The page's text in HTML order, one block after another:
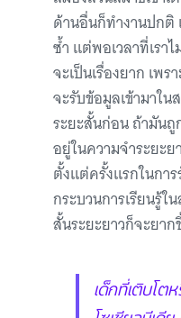
ด้านอื่นก็ทำงานปกติ
ซ้ำ แต่พอเวลาที่เรา
จะเป็นเรื่องยาก เพ
จะรับข้อมูลเข้ามาใน
ระยะสั้นก่อน ถ้ามันถู
อยู่ในความจำระยะย
ตั้งแต่ครั้งแรกในกา
กระบวนการเรียนรู้ใ
สั้นระยะยาวก็จะยา
เด็กที่เติบโต